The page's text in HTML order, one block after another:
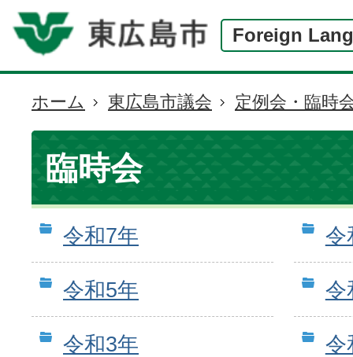
Foreign
現
在
の
位
置
ホーム 東広島市議会 定例会・臨時
臨時会
令和7年 令
令和5年 令
令和3年 令